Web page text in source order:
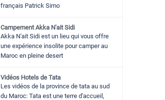
français Patrick Simo
Campement Akka N'ait Sidi
Akka N'ait Sidi est un lieu qui vous offre
une expérience insolite pour camper au
Maroc en pleine desert
Vidéos Hotels de Tata
Les vidéos de la province de tata au sud
du Maroc: Tata est une terre d'accueil,